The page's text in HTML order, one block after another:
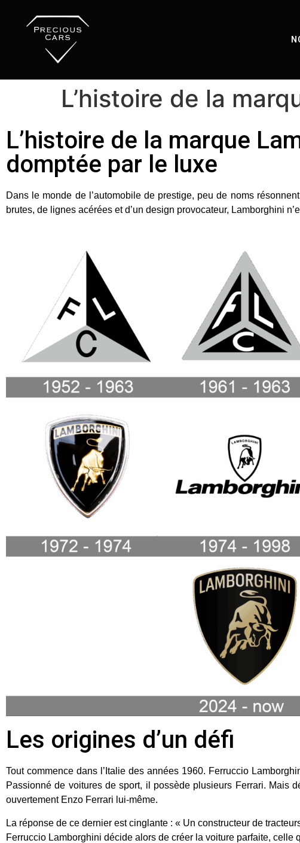
L’histoire de la
L’histoire de la marque
domptée par le luxe
Dans le monde de l’automobile de prestige, peu de noms
brutes, de lignes acérées et d’un design provocateur, Lamborghini
Les origines d’un défi
Tout commence dans l’Italie des années 1960. Ferruccio
Passionné de voitures de sport, il possède plusieurs Ferrari. Mais
ouvertement Enzo Ferrari lui-même.
La réponse de ce dernier est cinglante : « Un constructeur de
Ferruccio Lamborghini décide alors de créer la voiture parfaite, celle